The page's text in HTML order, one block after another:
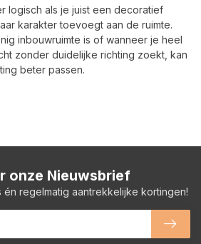
logisch als je juist een decoratief
karakter toevoegt aan de ruimte.
inbouwruimte is of wanneer je heel
zonder duidelijke richting zoekt, kan
beter passen.
onze Nieuwsbrief
én regelmatig aantrekkelijke kortingen!